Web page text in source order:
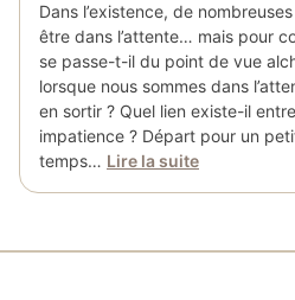
Dans l’existence, de
être dans l’attente… mais pour
se passe-t-il du point de vue
lorsque nous sommes dans
en sortir ? Quel lien existe-il
impatience ? Départ pour un
temps… Lire la suite